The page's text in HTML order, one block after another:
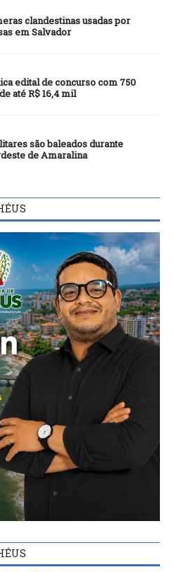
clandestinas usadas por
em Salvador
edital de concurso com 750
até R$ 16,4 mil
são baleados durante
de Amaralina